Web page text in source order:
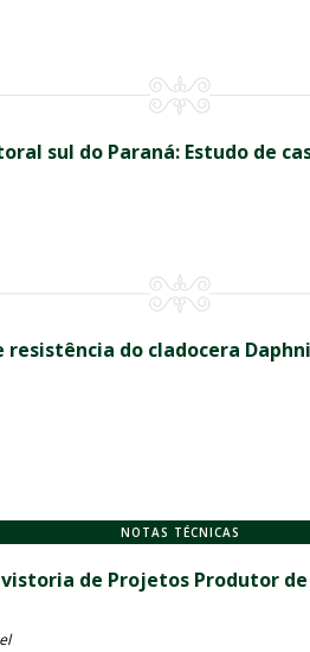
sul do Paraná: Estudo de
resistência do cladocera
NOTAS TÉCNICAS
de Projetos Produtor